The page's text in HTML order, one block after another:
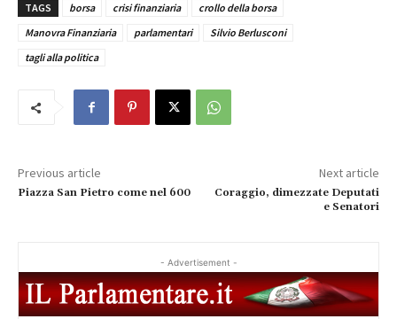
TAGS borsa crisi finanziaria
crollo della borsa
Manovra Finanziaria
parlamentari
Silvio Berlusconi
tagli alla politica
Previous article
Piazza San Pietro come nel 600
Next article
Coraggio, dimezzate Deputati
e Senatori
- Advertisement -